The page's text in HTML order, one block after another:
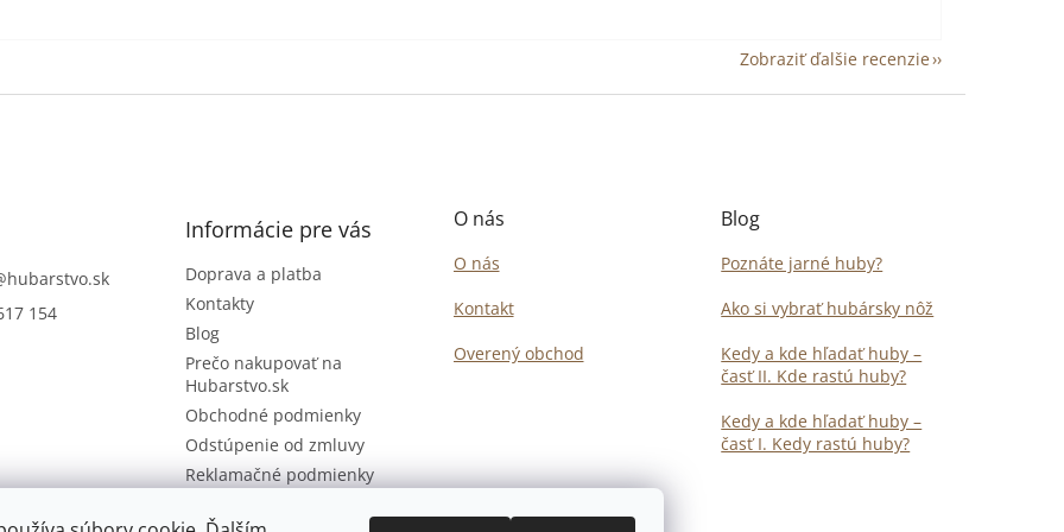
Zobraziť ďalšie recenzie
hubarstvo.sk
154
Informácie pre vás
Doprava a platba
Kontakty
Blog
Prečo nakupovať na
Hubarstvo.sk
Obchodné podmienky
Odstúpenie od zmluvy
Reklamačné podmienky
osobných údajov
O nás
O nás
Kontakt
Overený obchod
Blog
Poznáte jarné huby?
Ako si vybrať hubársky nôž
Kedy a kde hľadať huby –
časť II. Kde rastú huby?
Kedy a kde hľadať huby –
časť I. Kedy rastú huby?